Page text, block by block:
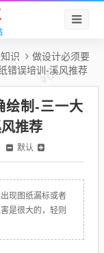
识
做设计必须要
错误培训-溪风推荐
绘制-三一大
推荐
默认
现图纸漏标或者
是很大的，轻则